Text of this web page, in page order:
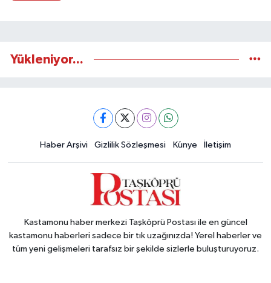
Yükleniyor...
Haber Arşivi Gizlilik Sözleşmesi Künye İletişim
Kastamonu haber merkezi Taşköprü Postası ile en güncel
kastamonu haberleri sadece bir tık uzağınızda! Yerel haberler ve
tüm yeni gelişmeleri tarafsız bir şekilde sizlerle buluşturuyoruz.